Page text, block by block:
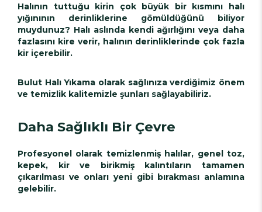
Halının tuttuğu kirin çok büyük bir kısmını halı
yığınının derinliklerine gömüldüğünü biliyor
muydunuz? Halı aslında kendi ağırlığını veya daha
fazlasını kire verir, halının derinliklerinde çok fazla
kir içerebilir.
Bulut Halı Yıkama olarak sağlınıza verdiğimiz önem
ve temizlik kalitemizle şunları sağlayabiliriz.
Daha Sağlıklı Bir Çevre
Profesyonel olarak temizlenmiş halılar, genel toz,
kepek, kir ve birikmiş kalıntıların tamamen
çıkarılması ve onları yeni gibi bırakması anlamına
gelebilir.